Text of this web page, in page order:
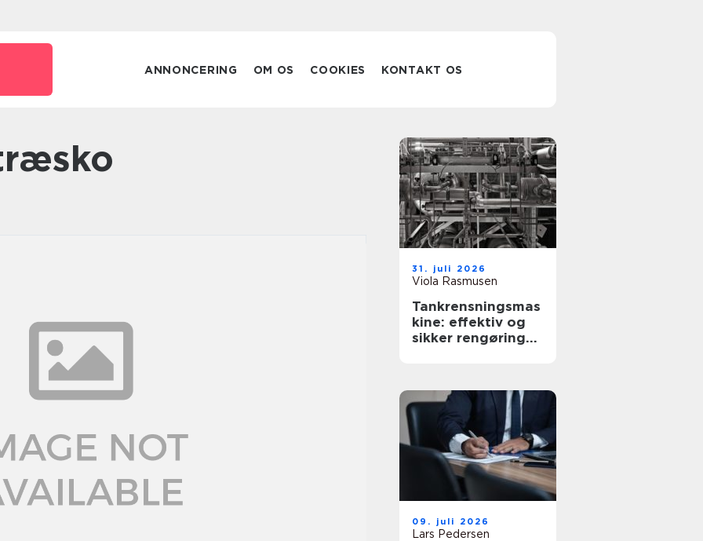
ANNONCERING OM OS COOKIES KONTAKT OS
31. juli 2026
Viola Rasmusen
Tankrensningsmas
kine: effektiv og
sikker rengøring
09. juli 2026
Lars Pedersen